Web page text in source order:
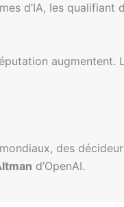
d’IA, les qualifiant
augmentent.
des
d’OpenAI.